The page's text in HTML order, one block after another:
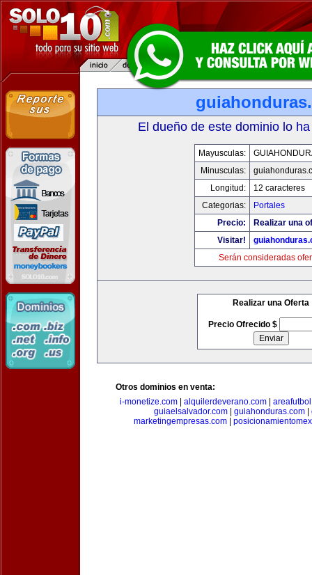
El dueño de este dominio lo
Mayusculas:
Minusculas:
Longitud:
12 caracteres
Categorias:
Portales
Precio:
Realizar una
Visitar!
Serán consideradas
Realizar una Oferta
Precio Ofrecido $
Otros dominios en venta:
i-monetize.com
alquilerdeverano.com
guiaelsalvador.com| guiahonduras.com|
marketingempresas.com